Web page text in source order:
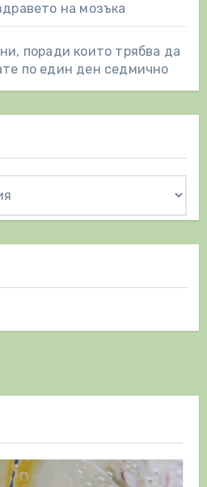
на мозъка
поради които трябва да
по един ден седмично